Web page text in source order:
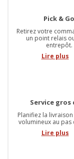
Pick & Go
Retirez votre
un point relais
entrepôt.
Lire plus
Service gros
Planifiez la
volumineux au pas
Lire plus